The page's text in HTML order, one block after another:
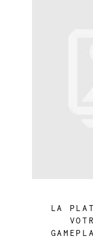
LA